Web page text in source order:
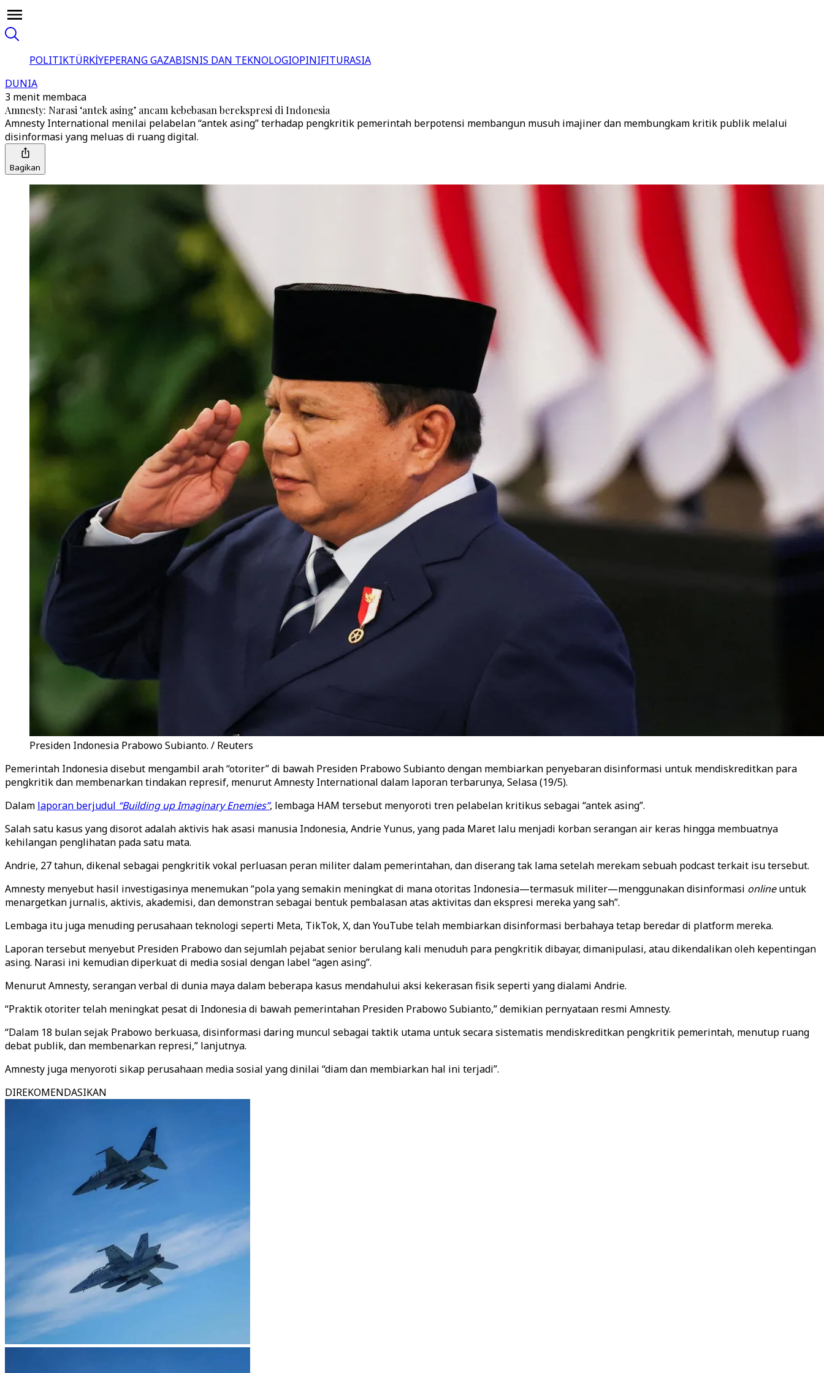
POLITIKTÜRKİYEPERANG GAZABISNIS DAN TEKNOLOGIOPINIFITURASIA
DUNIA
3 menit membaca
Amnesty: Narasi ‘antek asing’ ancam kebebasan berekspresi di Indonesia
Amnesty International menilai pelabelan “antek asing” terhadap pengkritik pemerintah berpotensi membangun musuh imajiner dan membungkam kritik publik melalui
disinformasi yang meluas di ruang digital.
Bagikan
Presiden Indonesia Prabowo Subianto. / Reuters
Pemerintah Indonesia disebut mengambil arah “otoriter” di bawah Presiden Prabowo Subianto dengan membiarkan penyebaran disinformasi untuk mendiskreditkan para
pengkritik dan membenarkan tindakan represif, menurut Amnesty International dalam laporan terbarunya, Selasa (19/5).
Dalam laporan berjudul “Building up Imaginary Enemies”, lembaga HAM tersebut menyoroti tren pelabelan kritikus sebagai “antek asing”.
Salah satu kasus yang disorot adalah aktivis hak asasi manusia Indonesia, Andrie Yunus, yang pada Maret lalu menjadi korban serangan air keras hingga membuatnya
kehilangan penglihatan pada satu mata.
Andrie, 27 tahun, dikenal sebagai pengkritik vokal perluasan peran militer dalam pemerintahan, dan diserang tak lama setelah merekam sebuah podcast terkait isu tersebut.
Amnesty menyebut hasil investigasinya menemukan “pola yang semakin meningkat di mana otoritas Indonesia—termasuk militer—menggunakan disinformasi onlineuntuk
menargetkan jurnalis, aktivis, akademisi, dan demonstran sebagai bentuk pembalasan atas aktivitas dan ekspresi mereka yang sah”.
Lembaga itu juga menuding perusahaan teknologi seperti Meta, TikTok, X, dan YouTube telah membiarkan disinformasi berbahaya tetap beredar di platform mereka.
Laporan tersebut menyebut Presiden Prabowo dan sejumlah pejabat senior berulang kali menuduh para pengkritik dibayar, dimanipulasi, atau dikendalikan oleh kepentingan
asing. Narasi ini kemudian diperkuat di media sosial dengan label “agen asing”.
Menurut Amnesty, serangan verbal di dunia maya dalam beberapa kasus mendahului aksi kekerasan fisik seperti yang dialami Andrie.
“Praktik otoriter telah meningkat pesat di Indonesia di bawah pemerintahan Presiden Prabowo Subianto,” demikian pernyataan resmi Amnesty.
“Dalam 18 bulan sejak Prabowo berkuasa, disinformasi daring muncul sebagai taktik utama untuk secara sistematis mendiskreditkan pengkritik pemerintah, menutup ruang
debat publik, dan membenarkan represi,” lanjutnya.
Amnesty juga menyoroti sikap perusahaan media sosial yang dinilai “diam dan membiarkan hal ini terjadi”.
DIREKOMENDASIKAN